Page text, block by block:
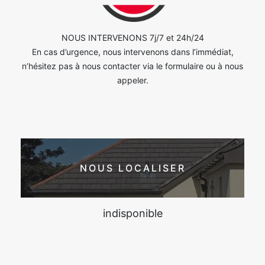
NOUS INTERVENONS 7j/7 et 24h/24
En cas d’urgence, nous intervenons dans l’immédiat,
n’hésitez pas à nous contacter via le formulaire ou à nous
appeler.
NOUS LOCALISER
indisponible